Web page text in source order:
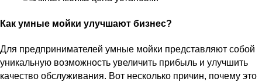
Как умные мойки улучшают бизнес?
Для предпринимателей умные мойки представляют собой
уникальную возможность увеличить прибыль и улучшить
качество обслуживания. Вот несколько причин, почему это